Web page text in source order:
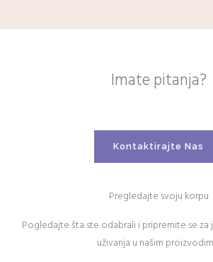
Imate pitanja?
Kontaktirajte Nas
Pregledajte svoju korpu
Pogledajte šta ste odabrali i pripremite se za
uživanja u našim